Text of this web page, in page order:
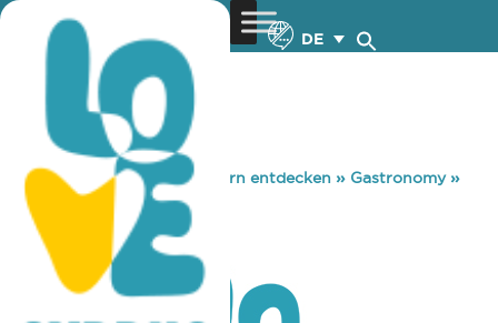
DE
You are here: Home »Zypern entdecken » Gastronomy»
ACES CLUB PUB
ACES CLUB PUB